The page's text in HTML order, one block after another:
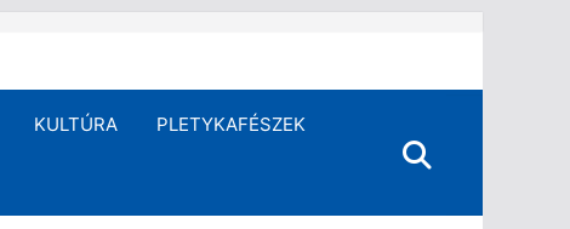
KULTÚRA PLETYKAFÉSZEK